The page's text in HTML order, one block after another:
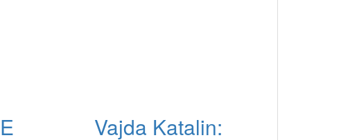
Vajda Katalin: